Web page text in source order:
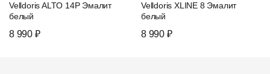
Velldoris ALTO 14P Эмалит
белый
8 990 ₽
Velldoris XLINE 8 Эмалит
белый
8 990 ₽